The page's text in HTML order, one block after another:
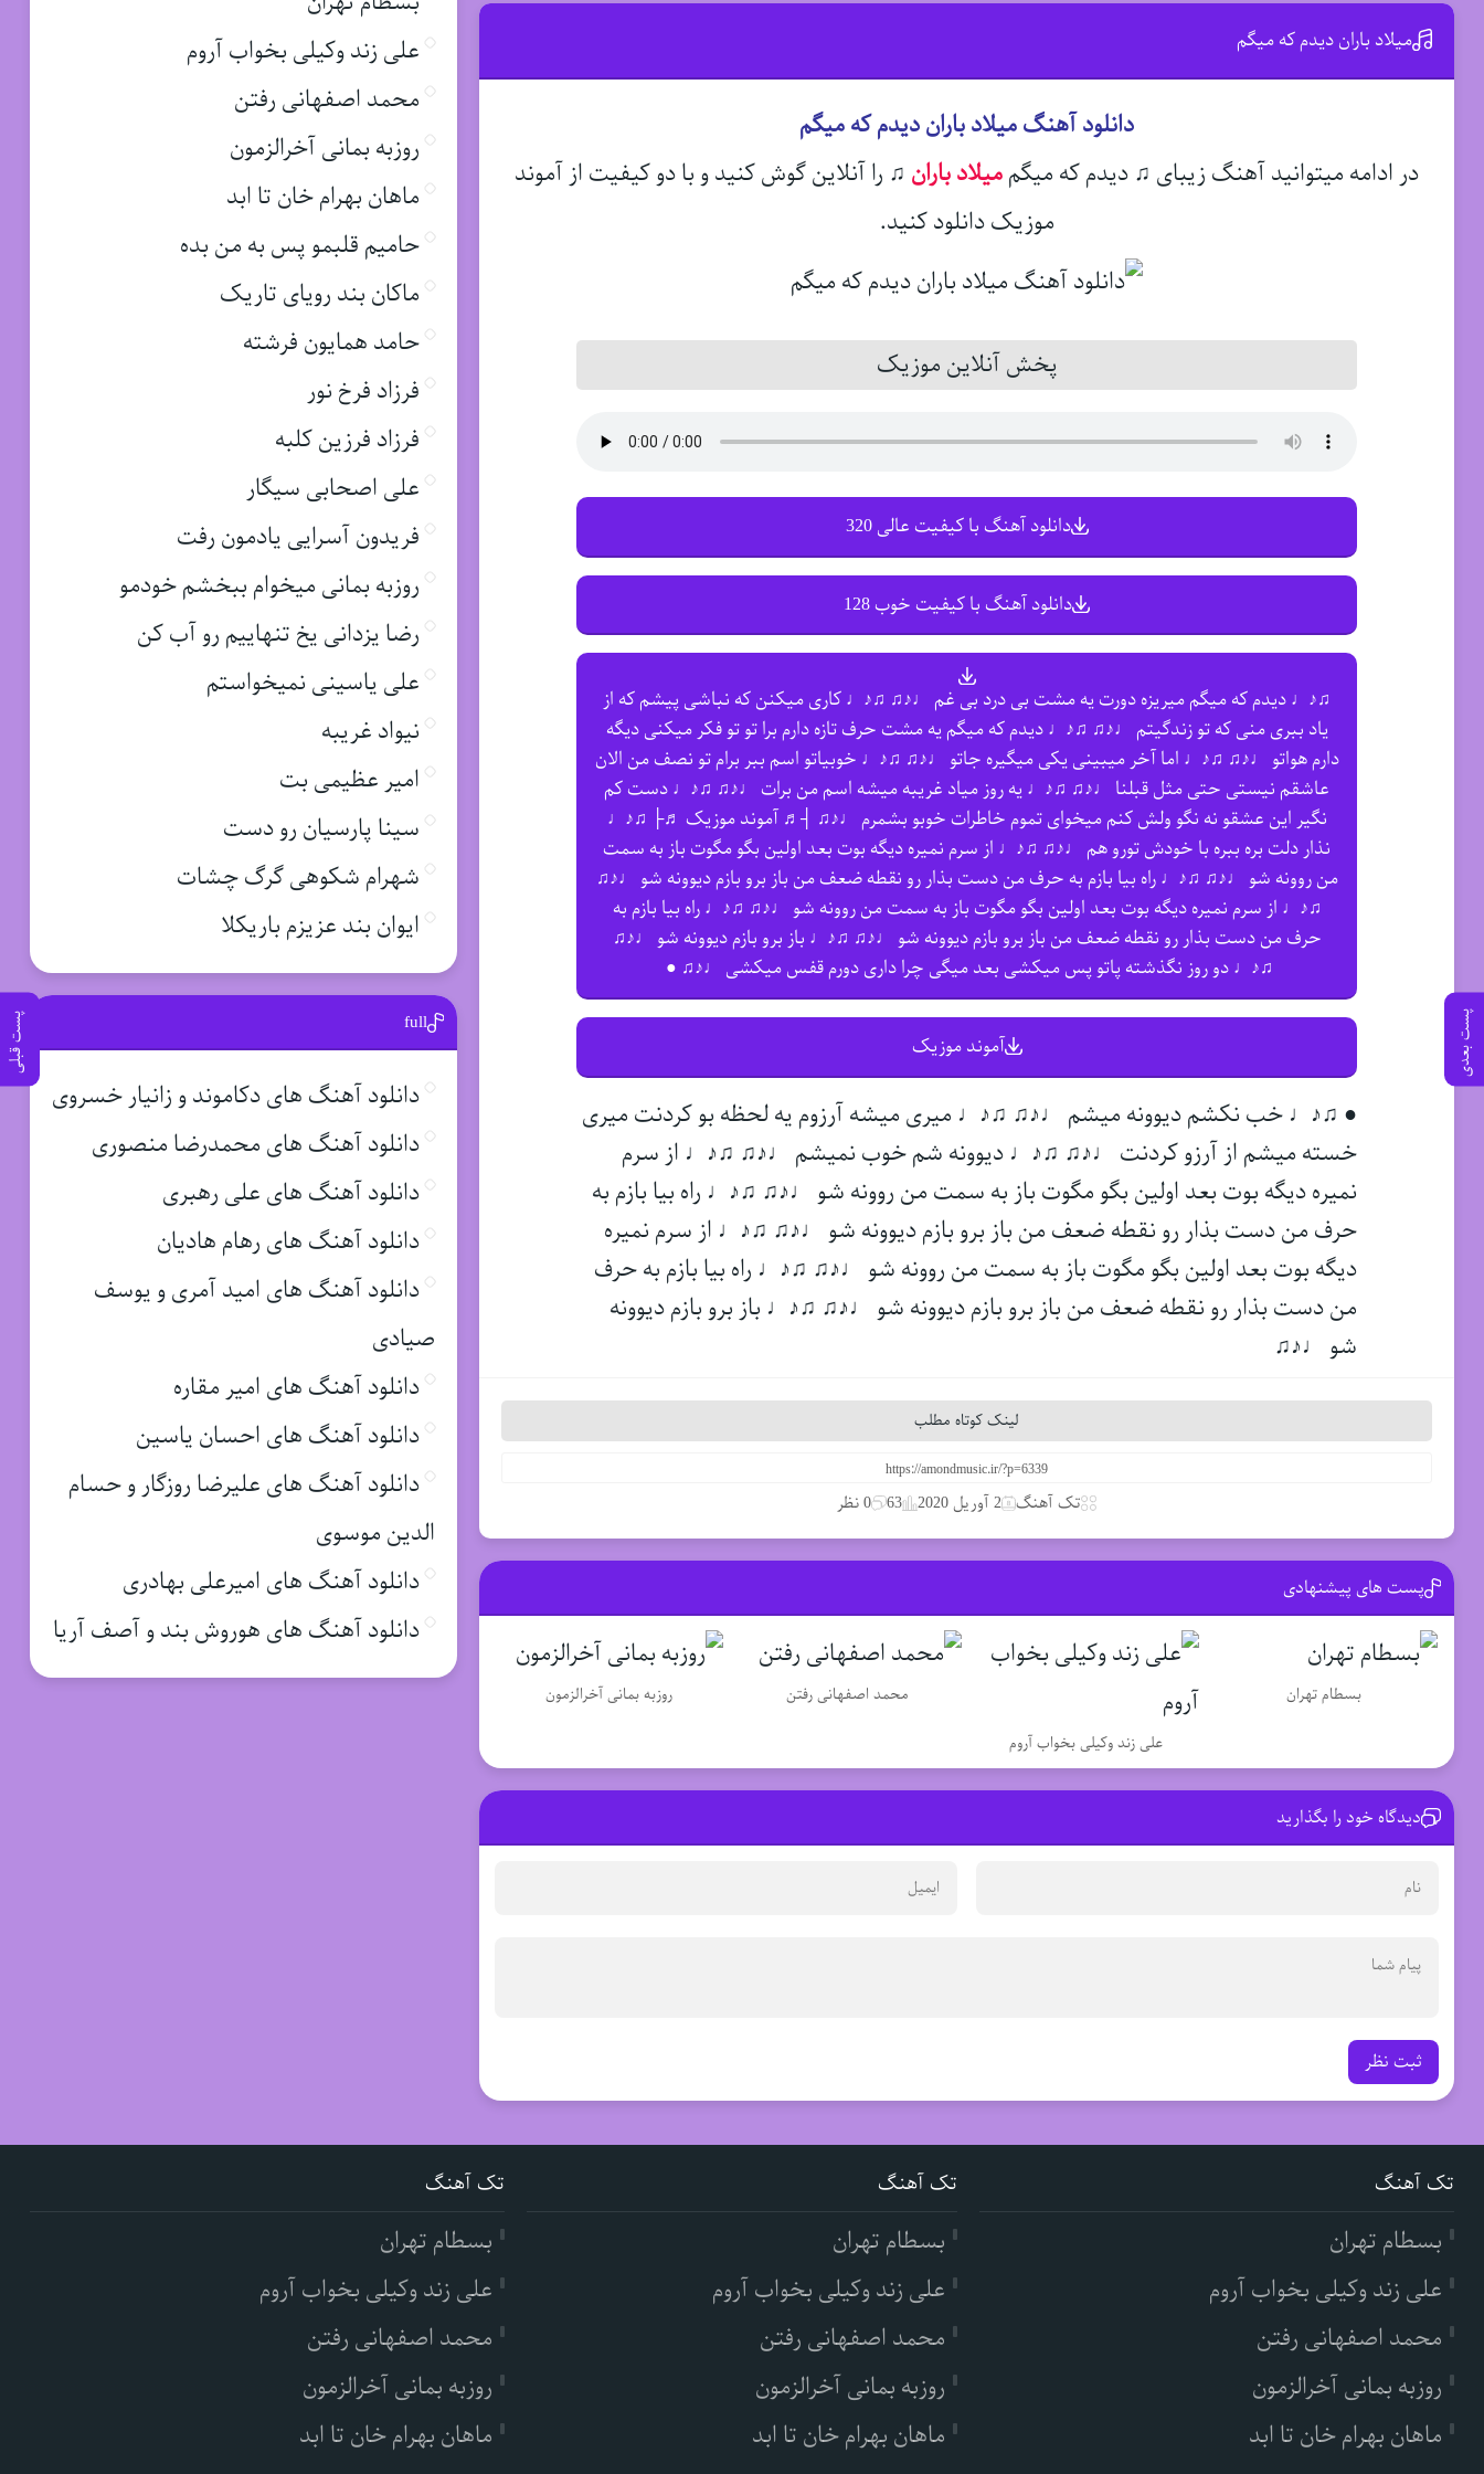
پست بعدی پست قبلی
میلاد باران دیدم که میگم
دانلود آهنگ میلاد باران دیدم که میگم
در ادامه میتوانید آهنگ زیبای ♫ دیدم که میگممیلاد باران ♫ را آنلاین گوش کنید و با دو کیفیت از آموند
موزیک دانلود کنید.
پخش آنلاین موزیک
دانلود آهنگ با کیفیت عالی 320
دانلود آهنگ با کیفیت خوب 128
♫♪♩ دیدم که میگم میریزه دورت یه مشت بی درد بی غم ♩♪♫ ♫♪♩ کاری میکنن که نباشی پیشم که از
یاد ببری منی که تو زندگیتم ♩♪♫ ♫♪♩ دیدم که میگم یه مشت حرف تازه دارم برا تو تو فکر میکنی دیگه
دارم هواتو ♩♪♫ ♫♪♩ اما آخر میبینی یکی میگیره جاتو ♩♪♫ ♫♪♩ خوبیاتو اسم ببر برام تو نصف من الان
عاشقم نیستی حتی مثل قبلنا ♩♪♫ ♫♪♩ یه روز میاد غریبه میشه اسم من برات ♩♪♫ ♫♪♩ دست کم
نگیر این عشقو نه نگو ولش کنم میخوای تموم خاطرات خوبو بشمرم ♩♪♫ ┤♬ آموند موزیک ♬├ ♫♪♩
نذار دلت بره ببره با خودش تورو هم ♩♪♫ ♫♪♩ از سرم نمیره دیگه بوت بعد اولین بگو مگوت باز به سمت
من روونه شو ♩♪♫ ♫♪♩ راه بیا بازم به حرف من دست بذار رو نقطه ضعف من باز برو بازم دیوونه شو ♩♪♫
♫♪♩ از سرم نمیره دیگه بوت بعد اولین بگو مگوت باز به سمت من روونه شو ♩♪♫ ♫♪♩ راه بیا بازم به
حرف من دست بذار رو نقطه ضعف من باز برو بازم دیوونه شو ♩♪♫ ♫♪♩ باز برو بازم دیوونه شو ♩♪♫
♫♪♩ دو روز نگذشته پاتو پس میکشی بعد میگی چرا داری دورم قفس میکشی ♩♪♫ ●
آموند موزیک
● ♫♪♩ خب نکشم دیوونه میشم ♩♪♫ ♫♪♩ میری میشه آرزوم یه لحظه بو کردنت میری
خسته میشم از آرزو کردنت ♩♪♫ ♫♪♩ دیوونه شم خوب نمیشم ♩♪♫ ♫♪♩ از سرم
نمیره دیگه بوت بعد اولین بگو مگوت باز به سمت من روونه شو ♩♪♫ ♫♪♩ راه بیا بازم به
حرف من دست بذار رو نقطه ضعف من باز برو بازم دیوونه شو ♩♪♫ ♫♪♩ از سرم نمیره
دیگه بوت بعد اولین بگو مگوت باز به سمت من روونه شو ♩♪♫ ♫♪♩ راه بیا بازم به حرف
من دست بذار رو نقطه ضعف من باز برو بازم دیوونه شو ♩♪♫ ♫♪♩ باز برو بازم دیوونه
شو ♩♪♫
لینک کوتاه مطلب
تک آهنگ 2 آوریل 2020 63 0 نظر
پست های پیشنهادی
بسطام تهران
علی زند وکیلی بخواب آروم
محمد اصفهانی رفتن روزبه بمانی آخرالزمون
دیدگاه خود را بگذارید
ثبت نظر
علی زند وکیلی بخواب آروم
محمد اصفهانی رفتن
روزبه بمانی آخرالزمون
ماهان بهرام خان تا ابد
حامیم قلبمو پس به من بده
ماکان بند رویای تاریک
حامد همایون فرشته
فرزاد فرخ نور
فرزاد فرزین کلبه
علی اصحابی سیگار
فریدون آسرایی یادمون رفت
روزبه بمانی میخوام ببخشم خودمو
رضا یزدانی یخ تنهاییم رو آب کن
علی یاسینی نمیخواستم
نیواد غریبه
امیر عظیمی بت
سینا پارسیان رو دست
شهرام شکوهی گرگ چشات
ایوان بند عزیزم باریکلا
full
دانلود آهنگ های دکاموند و زانیار خسروی
دانلود آهنگ های محمدرضا منصوری
دانلود آهنگ های علی رهبری
دانلود آهنگ های رهام هادیان
دانلود آهنگ های امید آمری و یوسف
صیادی
دانلود آهنگ های امیر مقاره
دانلود آهنگ های احسان یاسین
دانلود آهنگ های علیرضا روزگار و حسام
الدین موسوی
دانلود آهنگ های امیرعلی بهادری
دانلود آهنگ های هوروش بند و آصف آریا
تک آهنگ
بسطام تهران
علی زند وکیلی بخواب آروم
محمد اصفهانی رفتن
روزبه بمانی آخرالزمون
ماهان بهرام خان تا ابد
تک آهنگ
بسطام تهران
علی زند وکیلی بخواب آروم
محمد اصفهانی رفتن
روزبه بمانی آخرالزمون
ماهان بهرام خان تا ابد
تک آهنگ
بسطام تهران
علی زند وکیلی بخواب آروم
محمد اصفهانی رفتن
روزبه بمانی آخرالزمون
ماهان بهرام خان تا ابد